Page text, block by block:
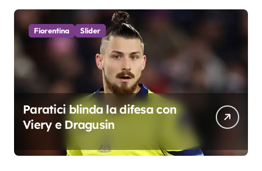
Fiorentina Slider
Paratici blinda la difesa con
Viery e Dragusin